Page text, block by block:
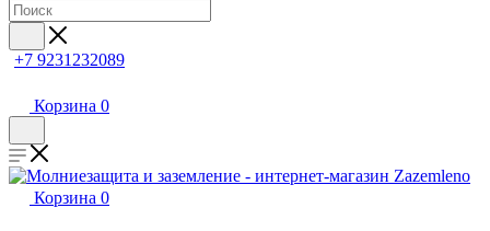
+7 9231232089
Корзина 0
Корзина 0